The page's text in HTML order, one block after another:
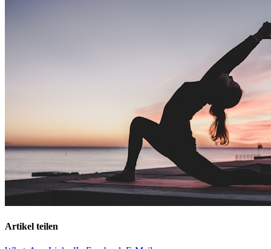
Artikel teilen